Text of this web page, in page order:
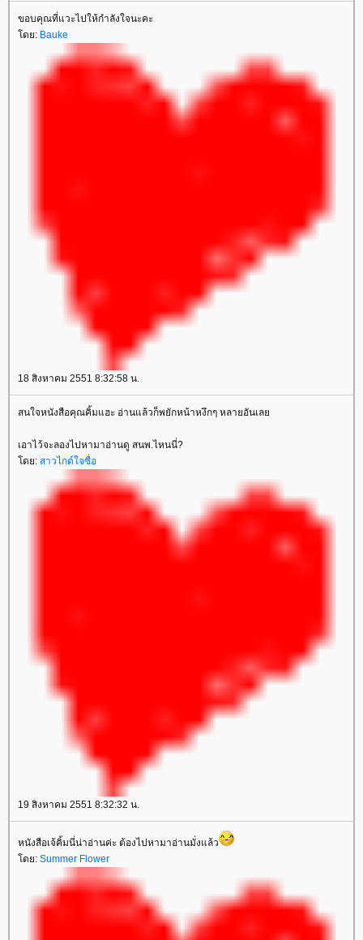
ขอบคุณที่แวะไปให้กำลังใจนะคะ
ดย: Bauke
18 สิงหาคม 2551 8:32:58 น.
สนใจหนังสือคุณคิ้มแฮะ อ่านแล้วก็พยักหน้าหงึกๆ หลายอันเล
เอาไว้จะลองไปหามาอ่านดู สนพ.ไหนนี่?
ดย: สาวไกด์ใจซื่อ
19 สิงหาคม 2551 8:32:32 น.
หนังสือเจ้คิ้มนี่น่าอ่านค่ะ ต้องไปหามาอ่านมั่งแล้ว
ดย: Summer Flower